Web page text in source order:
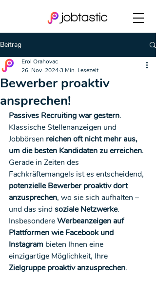
Beitrag
Bewerber proaktiv
ansprechen!
Erol Orahovac
26. Nov. 20243 Min. Lesezeit
Passives Recruiting war gestern.
Klassische Stellenanzeigen und
Jobbörsen reichen oft nicht mehr aus,
um die besten Kandidaten zu erreichen.
Gerade in Zeiten des
Fachkräftemangels ist es entscheidend,
potenzielle Bewerber proaktiv dort
anzusprechen, wo sie sich aufhalten –
und das sind soziale Netzwerke.
Insbesondere Werbeanzeigen auf
Plattformen wie Facebook und
Instagram bieten Ihnen eine
einzigartige Möglichkeit, Ihre
Zielgruppe proaktiv anzusprechen.